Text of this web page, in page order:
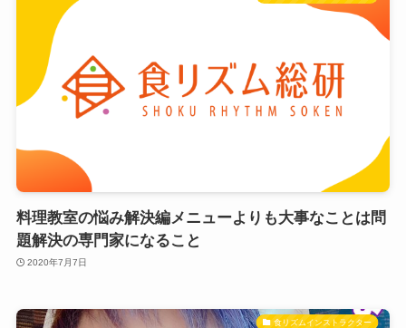
料理教室の悩み解決編メニューよりも大事なことは問
題解決の専門家になること
2020年7月7日
食リズムインストラクター